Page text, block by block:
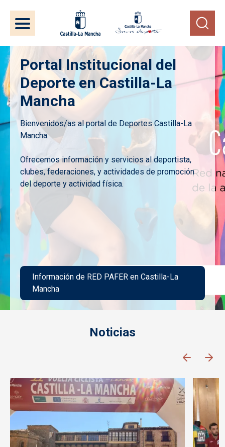
Portal Institucional del
Deporte en Castilla-La
Mancha
Bienvenidos/as al portal de Deportes Castilla-La
Mancha.
Ofrecemos información y servicios al deportista,
clubes, federaciones, y actividades de promoción
del deporte y actividad física.
Información de RED PAFER en Castilla-La
Mancha
Imagen
Noticias